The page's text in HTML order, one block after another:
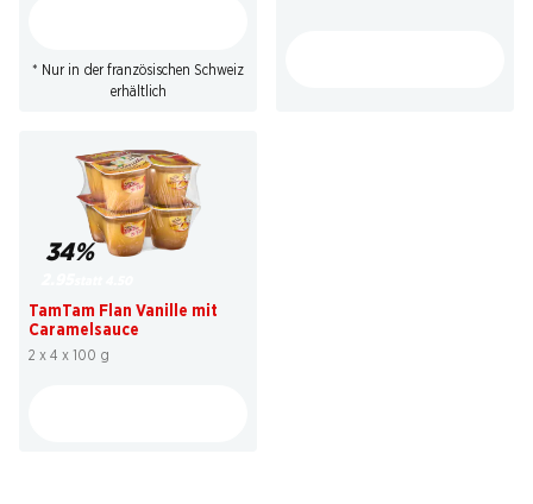
* Nur in der französischen Schweiz
erhältlich
34%
TamTam Flan Vanille mit
Caramelsauce
2 x 4 x 100 g